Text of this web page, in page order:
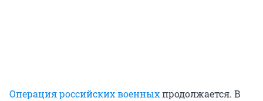
Операция российских военныхпродолжается. В